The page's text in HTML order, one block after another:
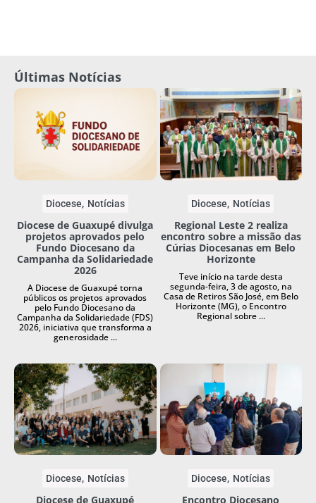
Últimas Notícias
Diocese Notícias
Diocese de Guaxupé divulga
projetos aprovados pelo
Fundo Diocesano da
Campanha da Solidariedade
2026
A Diocese de Guaxupé torna
públicos os projetos aprovados
pelo Fundo Diocesano da
Campanha da Solidariedade (FDS)
2026, iniciativa que transforma a
generosidade ...
Diocese Notícias
Regional Leste 2 realiza
encontro sobre a missão das
Cúrias Diocesanas em Belo
Horizonte
Teve início na tarde desta
segunda-feira, 3 de agosto, na
Casa de Retiros São José, em Belo
Horizonte (MG), o Encontro
Regional sobre ...
Diocese Notícias
Diocese de Guaxupé
Diocese Notícias
Encontro Diocesano